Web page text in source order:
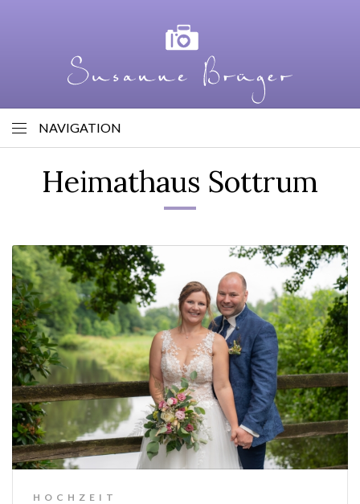
NAVIGATION
Heimathaus Sottrum
HOCHZEIT